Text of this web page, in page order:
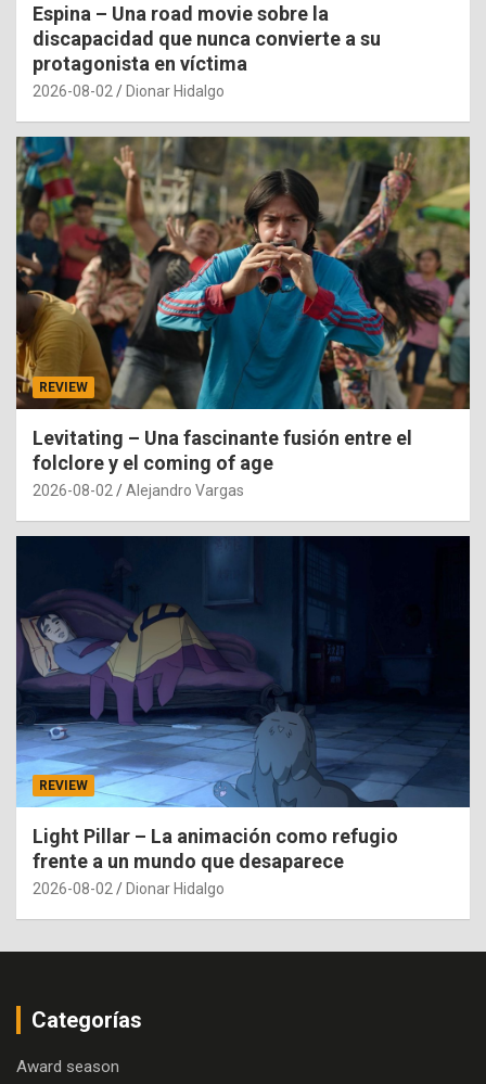
Espina – Una road movie sobre la
discapacidad que nunca convierte a su
protagonista en víctima
2026-08-02 Dionar Hidalgo
REVIEW
Levitating – Una fascinante fusión entre el
folclore y el coming of age
2026-08-02 Alejandro Vargas
REVIEW
Light Pillar – La animación como refugio
frente a un mundo que desaparece
2026-08-02 Dionar Hidalgo
Categorías
Award season